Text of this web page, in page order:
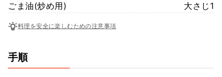
ごま油(炒め用)
大さじ1
料理を安全に楽しむための注意事項
手順